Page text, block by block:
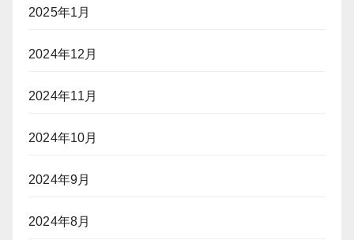
2025年1月
2024年12月
2024年11月
2024年10月
2024年9月
2024年8月